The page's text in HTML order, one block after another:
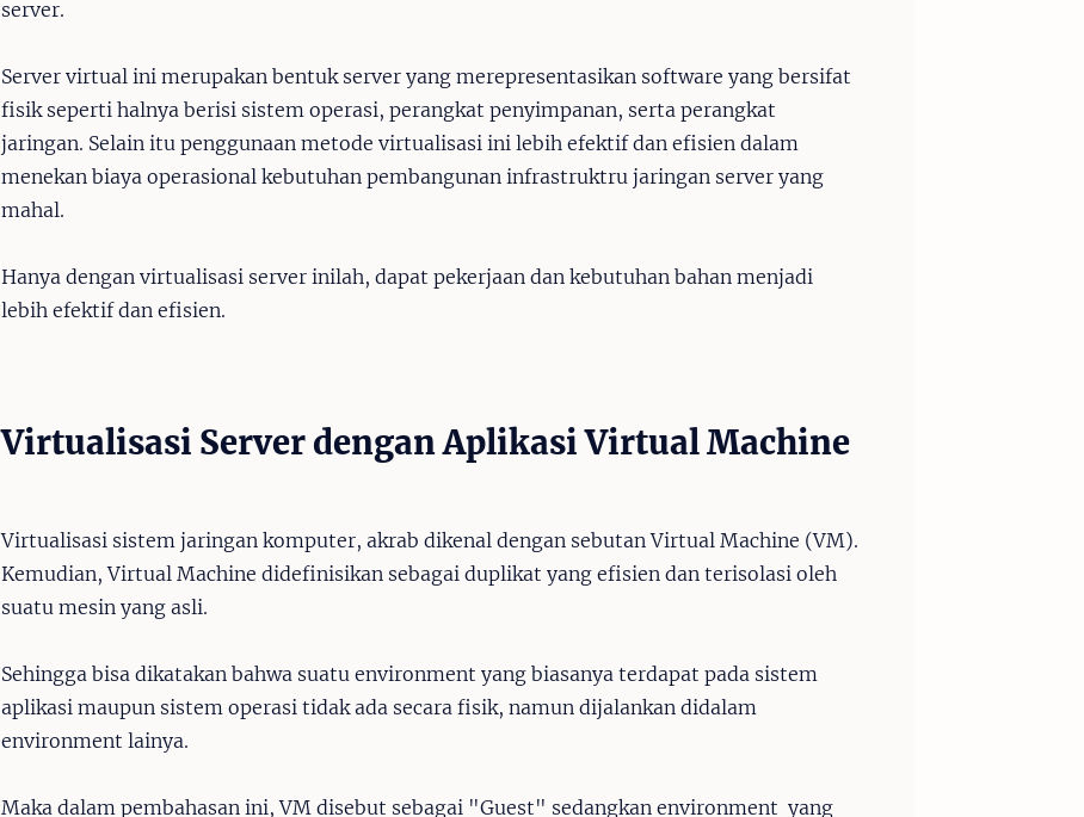
server.
Server virtual ini merupakan bentuk server yang merepresentasikan software yang bersifat
fisik seperti halnya berisi sistem operasi, perangkat penyimpanan, serta perangkat
jaringan. Selain itu penggunaan metode virtualisasi ini lebih efektif dan efisien dalam
menekan biaya operasional kebutuhan pembangunan infrastruktru jaringan server yang
mahal.
Hanya dengan virtualisasi server inilah, dapat pekerjaan dan kebutuhan bahan menjadi
lebih efektif dan efisien.
Virtualisasi Server dengan Aplikasi Virtual Machine
Virtualisasi sistem jaringan komputer, akrab dikenal dengan sebutan Virtual Machine (VM).
Kemudian, Virtual Machine didefinisikan sebagai duplikat yang efisien dan terisolasi oleh
suatu mesin yang asli.
Sehingga bisa dikatakan bahwa suatu environment yang biasanya terdapat pada sistem
aplikasi maupun sistem operasi tidak ada secara fisik, namun dijalankan didalam
environment lainya.
Maka dalam pembahasan ini, VM disebut sebagai "Guest" sedangkan environment yang